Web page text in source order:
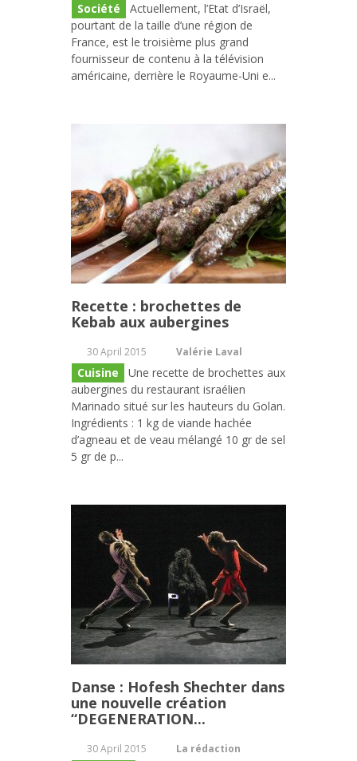
Société
Actuellement, l’Etat d’Israël,
pourtant de la taille d’une région de
France, est le troisième plus grand
fournisseur de contenu à la télévision
américaine, derrière le Royaume-Uni e...
Recette : brochettes de
Kebab aux aubergines
30 April 2015 Valérie Laval
Cuisine
Une recette de brochettes aux
aubergines du restaurant israélien
Marinado situé sur les hauteurs du Golan.
Ingrédients : 1 kg de viande hachée
d’agneau et de veau mélangé 10 gr de sel
5 gr de p...
Danse : Hofesh Shechter dans
une nouvelle création
“DEGENERATION...
30 April 2015 La rédaction